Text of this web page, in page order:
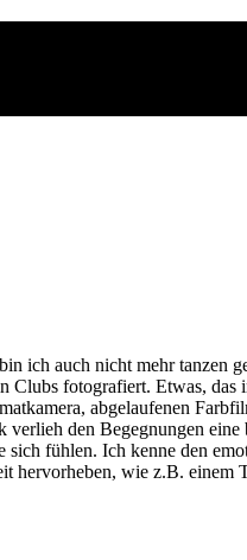
ich auch nicht mehr tanzen
Clubs fotografiert. Etwas,
abgelaufenen
den Begegnungen
sich fühlen. Ich kenne den
hervorheben, wie z.B.